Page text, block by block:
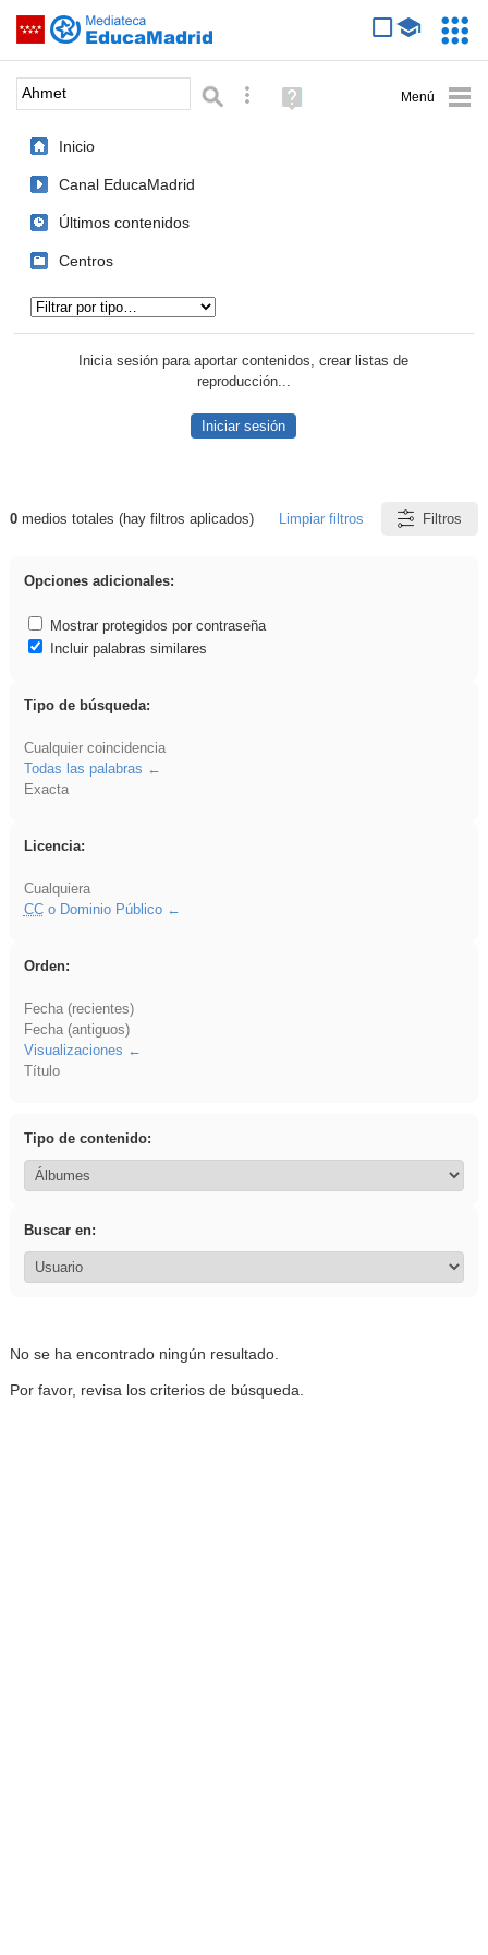
Saltar navegación
Palabra o frase: Búsqueda avanzada
Ayuda
(en
Inicio
Canal EducaMadrid
Últimos contenidos
Centros
Inicia sesión para aportar contenidos, crear listas de
reproducción...
Iniciar sesión
Resultados de: Ahmet
0medios totales (hay filtros aplicados) Limpiar filtros Filtros
Opciones adicionales:
Mostrar protegidos por contraseña
Incluir palabras similares
Tipo de búsqueda:
Cualquier coincidencia
Todas las palabras
Exacta
Licencia:
Cualquiera
CCo Dominio Público
Orden:
Fecha (recientes)
Fecha (antiguos)
Visualizaciones
Título
Tipo de contenido:
Buscar en:
No se ha encontrado ningún resultado.
Por favor, revisa los criterios de búsqueda.